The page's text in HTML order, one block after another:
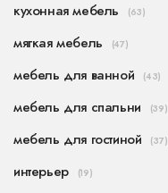
кухонная мебель (63)
мягкая мебель (47)
мебель для ванной (43)
мебель для спальни (39)
мебель для гостиной (37)
интерьер (19)